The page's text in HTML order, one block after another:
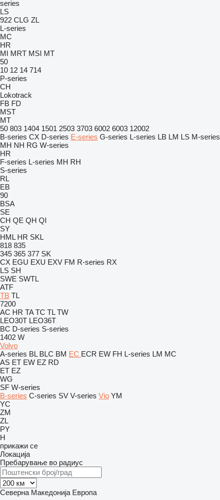
series
LS
922 CLG ZL
L-series
MC
HR
MI MRT MSI MT
50
10 12 14 714
P-series
CH
Lokotrack
FB FD
MST
MT
50 803 1404 1501 2503 3703 6002 6003 12002
B-series CX D-series E-series G-series L-series LB LM LS M-series
MH NH RG W-series
HR
F-series L-series MH RH
S-series
RL
EB
90
BSA
SE
CH QE QH QI
SY
HML HR SKL
818 835
345 365 377 SK
CX EGU EXU EXV FM R-series RX
LS SH
SWE SWTL
ATF
TB TL
7200
AC HR TA TC TL TW
LEO30T LEO36T
BC D-series S-series
1402 W
Volvo
A-series BL BLC BM EC ECR EW FH L-series LM MC
AS ET EW EZ RD
ET EZ
WG
SF W-series
B-series C-series SV V-series Vio YM
YC
ZM
ZL
PY
H
прикажи се
Локација
Пребарување во радиус
Северна Македонија Европа